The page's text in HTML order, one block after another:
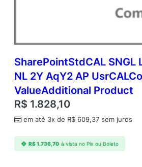
SharePointStdCAL SNGL
NL 2Y AqY2 AP
ValueAdditional Product
R$ 1.828,10
em até 3x de R$ 609,37 sem juros
R$1.736,70 à vista no Pix ou Boleto